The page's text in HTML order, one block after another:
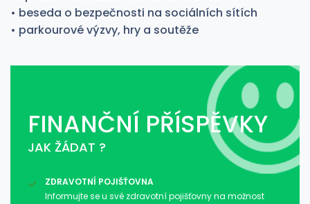
• beseda o bezpečnosti na sociálních sítích
• parkourové výzvy, hry a soutěže
FINANČNÍ PŘÍSPĚVKY
JAK ŽÁDAT ?
ZDRAVOTNÍ POJIŠŤOVNA
Informujte se u své zdravotní pojišťovny na možnost